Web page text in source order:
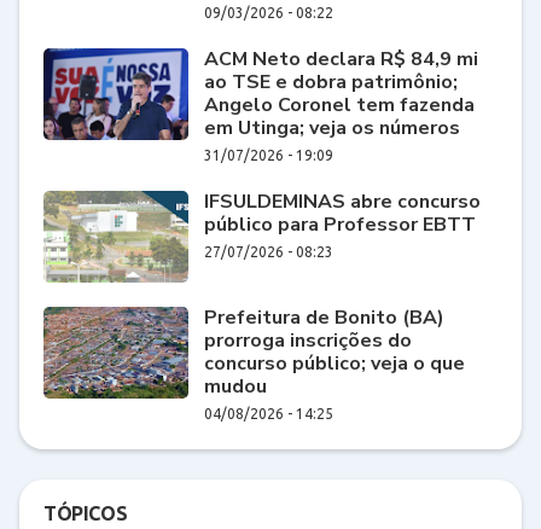
09/03/2026 - 08:22
ACM Neto declara R$ 84,9 mi
ao TSE e dobra patrimônio;
Angelo Coronel tem fazenda
em Utinga; veja os números
31/07/2026 - 19:09
IFSULDEMINAS abre concurso
público para Professor EBTT
27/07/2026 - 08:23
Prefeitura de Bonito (BA)
prorroga inscrições do
concurso público; veja o que
mudou
04/08/2026 - 14:25
TÓPICOS